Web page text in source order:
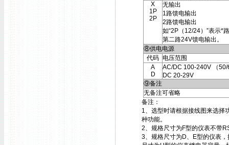
X
1P
2P
无输出
1路馈电输出
2路馈电输出
如“2P（12/24）”表示*
第二路24V馈电输出。
⑧供电电源
代码 电压范围
A
D
AC/DC 100-240V （
DC 20-29V
⑨备注
无备注可省略
备注：
1、选型时请根据接线图来选择
种功能。
2、规格尺寸为F型的仪表不带
3、规格尺寸为D、E型的仪表